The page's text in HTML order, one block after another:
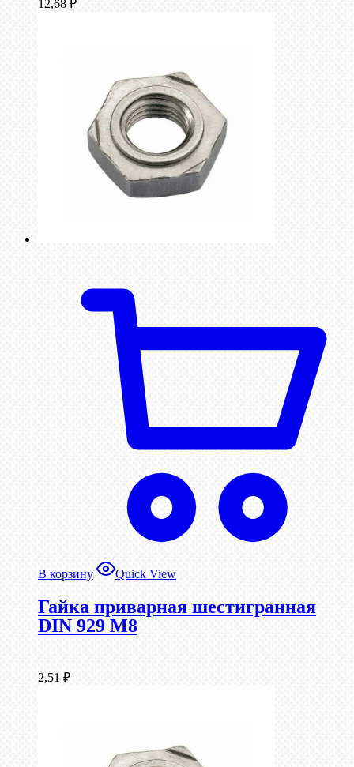
12,68 ₽
В корзину Quick View
Гайка приварная шестигранная
DIN 929 М8
2,51 ₽